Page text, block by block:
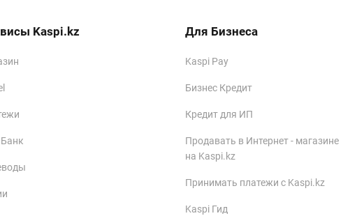
Kaspi.kz Для Бизнеса
Kaspi Pay
Бизнес Кредит
Кредит для ИП
Продавать в Интернет - магазине
на Kaspi.kz
Принимать платежи с Kaspi.kz
Kaspi Гид